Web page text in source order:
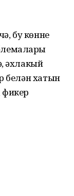
бу көнне
әхлакый
белән хатын
фикер